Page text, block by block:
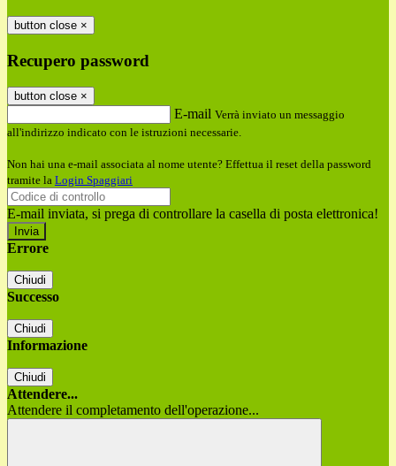
button close ×
Recupero password
button close ×
E-mail Verrà inviato un messaggio
all'indirizzo indicato con le istruzioni necessarie.
Non hai una e-mail associata al nome utente? Effettua il reset della password
tramite la Login Spaggiari
E-mail inviata, si prega di controllare la casella di posta elettronica!
Errore
Chiudi
Successo
Chiudi
Informazione
Chiudi
Attendere...
Attendere il completamento dell'operazione...